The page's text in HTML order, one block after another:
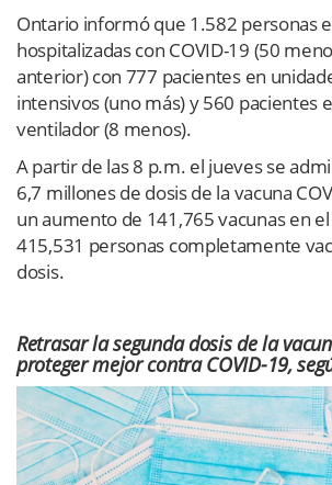
Ontario informó que 1.582 personas
hospitalizadas con COVID-19 (50
anterior) con 777 pacientes en
intensivos (uno más) y 560 pacientes
ventilador (8 menos).
A partir de las 8 p.m. el jueves se
6,7 millones de dosis de la vacuna
un aumento de 141,765 vacunas en
415,531 personas completamente
dosis.
Retrasar la segunda dosis de la
proteger mejor contra COVID-19,